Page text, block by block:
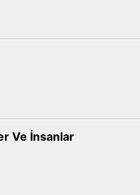
Ve İnsanlar